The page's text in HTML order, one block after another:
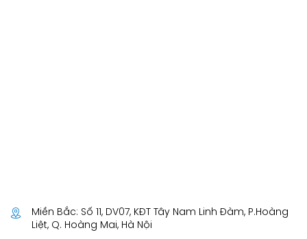
Miền Bắc: Số 11, DV07, KĐT Tây Nam Linh Đàm, P.Hoàng
Liệt, Q. Hoàng Mai, Hà Nội